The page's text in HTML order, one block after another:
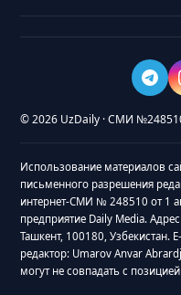
© 2026 UzDaily · СМИ
Использование материалов
письменного разрешения
интернет-СМИ № 248510 от 1
предприятие Daily Media.
Ташкент, 100180, Узбекистан.
редактор: Umarov Anvar
могут не совпадать с